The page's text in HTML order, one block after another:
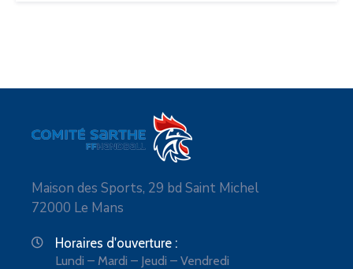
Maison des Sports, 29 bd Saint Michel
72000 Le Mans
Horaires d'ouverture :
Lundi – Mardi – Jeudi – Vendredi